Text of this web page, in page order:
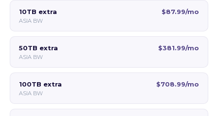
10TB extra
ASIA BW
$87.99/mo
50TB extra
ASIA BW
$381.99/mo
100TB extra
ASIA BW
$708.99/mo